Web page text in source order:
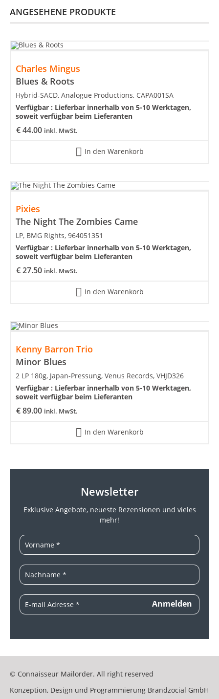
ANGESEHENE PRODUKTE
Charles Mingus
Blues & Roots
€44.00 inkl. MwSt.
Hybrid-SACD, Analogue Productions, CAPA001SA
Verfügbar : Lieferbar innerhalb von 5-10 Werktagen,
soweit verfügbar beim Lieferanten
In den Warenkorb
Pixies
The Night The Zombies Came
€27.50 inkl. MwSt.
LP, BMG Rights, 964051351
Verfügbar : Lieferbar innerhalb von 5-10 Werktagen,
soweit verfügbar beim Lieferanten
In den Warenkorb
Kenny Barron Trio
Minor Blues
€89.00 inkl. MwSt.
2 LP 180g, Japan-Pressung, Venus Records, VHJD326
Verfügbar : Lieferbar innerhalb von 5-10 Werktagen,
soweit verfügbar beim Lieferanten
In den Warenkorb
Newsletter
Exklusive Angebote, neueste Rezensionen und vieles
mehr!
© Connaisseur Mailorder. All right reserved
Konzeption, Design und Programmierung Brandzocial GmbH